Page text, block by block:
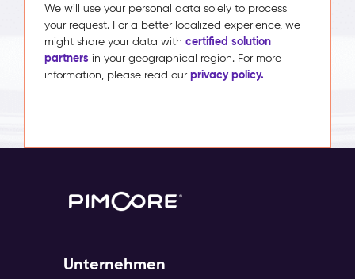
We will use your personal data solely to process
your request. For a better localized experience, we
might share your data with certified solution
partners in your geographical region. For more
information, please read our privacy policy.
Unternehmen